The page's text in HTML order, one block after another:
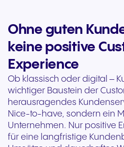
Ohne guten
keine positive
Experience
Ob klassisch oder digital –
wichtiger Baustein der
herausragendes
Nice-to-have, sondern ein
Unternehmen. Nur positive
für eine langfristige